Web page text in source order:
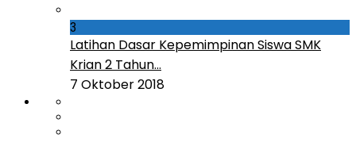
3
Latihan Dasar Kepemimpinan Siswa SMK
Krian 2 Tahun...
7 Oktober 2018